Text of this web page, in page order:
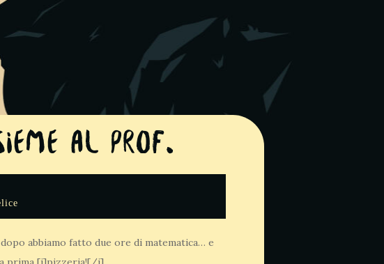
al prof.
abbiamo fatto due ore di matematica… e